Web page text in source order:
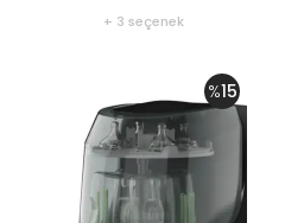
+ 3 seçenek
%15